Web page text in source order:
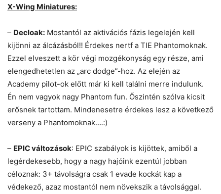
X-Wing Miniatures:
– Decloak: Mostantól az aktivációs fázis legelején kell
kijönni az álcázásból!! Érdekes nertf a TIE Phantomoknak.
Ezzel elveszett a kör végi mozgékonyság egy része, ami
elengedhetetlen az „arc dodge”-hoz. Az elején az
Academy pilot-ok előtt már ki kell találni merre indulunk.
Én nem vagyok nagy Phantom fun. Őszintén szólva kicsit
erősnek tartottam. Mindenesetre érdekes lesz a következő
verseny a Phantomoknak….:)
– EPIC változások: EPIC szabályok is kijöttek, amiből a
legérdekesebb, hogy a nagy hajóink ezentúl jobban
céloznak: 3+ távolságra csak 1 evade kockát kap a
védekező, azaz mostantól nem növekszik a távolsággal.